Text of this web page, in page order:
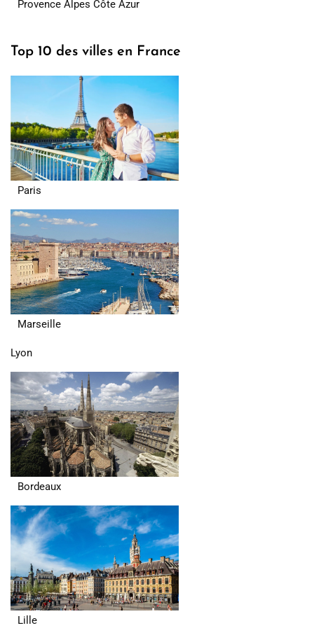
Provence Alpes Côte Azur
Top 10 des villes en France
Paris
Marseille
Lyon
Bordeaux
Lille